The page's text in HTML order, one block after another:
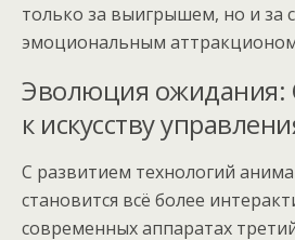
только за выигрышем, но и за
эмоциональным
Эволюция ожидания:
к искусству
С развитием технологий
становится всё более
современных аппаратах